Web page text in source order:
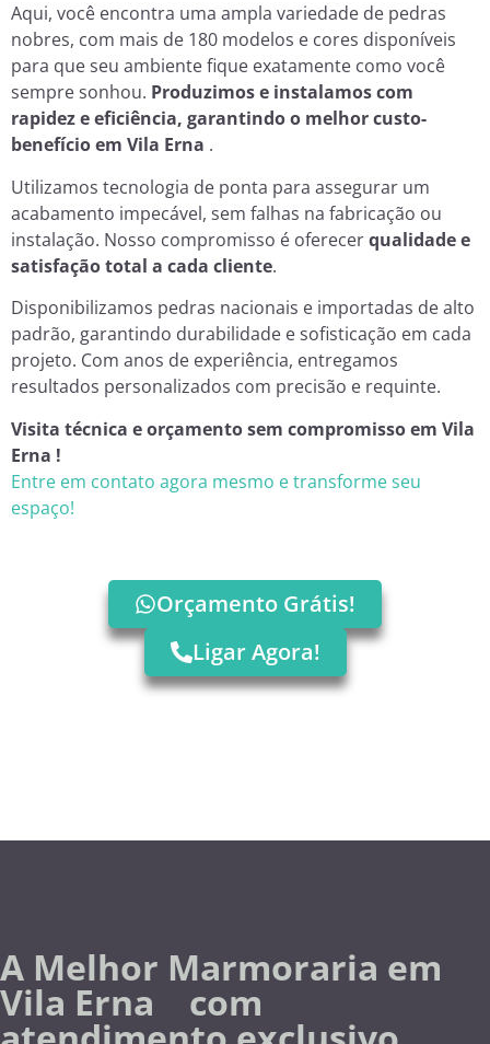
Aqui, você encontra uma ampla variedade de pedras
nobres, com mais de 180 modelos e cores disponíveis
para que seu ambiente fique exatamente como você
sempre sonhou. Produzimos e instalamos com
rapidez e eficiência, garantindo o melhor custo-
benefício em Vila Erna .
Utilizamos tecnologia de ponta para assegurar um
acabamento impecável, sem falhas na fabricação ou
instalação. Nosso compromisso é oferecerqualidade e
satisfação total a cada cliente.
Disponibilizamos pedras nacionais e importadas de alto
padrão, garantindo durabilidade e sofisticação em cada
projeto. Com anos de experiência, entregamos
resultados personalizados com precisão e requinte.
Visita técnica e orçamento sem compromisso em Vila
Erna !
Entre em contato agora mesmo e transforme seu
espaço!
Orçamento Grátis!
Ligar Agora!
A Melhor Marmoraria em
Vila Erna com